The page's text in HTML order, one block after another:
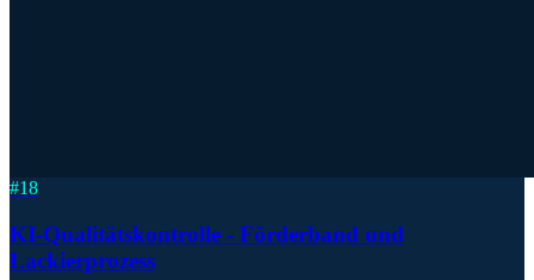
#18
KI-Qualitätskontrolle - Förderband und
Lackierprozess